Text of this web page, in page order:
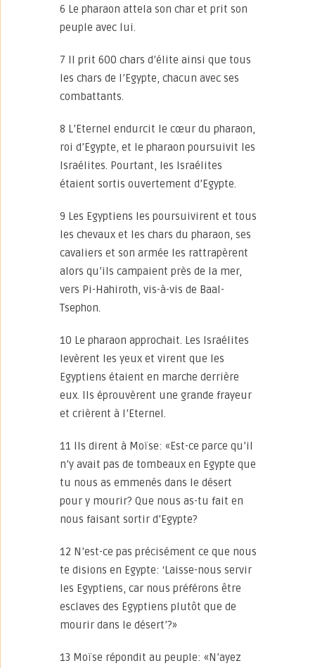
6 Le pharaon attela son char et prit son
peuple avec lui.
7 Il prit 600 chars d’élite ainsi que tous
les chars de l’Egypte, chacun avec ses
combattants.
8 L’Eternel endurcit le cœur du pharaon,
roi d’Egypte, et le pharaon poursuivit les
Israélites. Pourtant, les Israélites
étaient sortis ouvertement d’Egypte.
9 Les Egyptiens les poursuivirent et tous
les chevaux et les chars du pharaon, ses
cavaliers et son armée les rattrapèrent
alors qu’ils campaient près de la mer,
vers Pi-Hahiroth, vis-à-vis de Baal-
Tsephon.
10 Le pharaon approchait. Les Israélites
levèrent les yeux et virent que les
Egyptiens étaient en marche derrière
eux. Ils éprouvèrent une grande frayeur
et crièrent à l’Eternel.
11 Ils dirent à Moïse: «Est-ce parce qu’il
n’y avait pas de tombeaux en Egypte que
tu nous as emmenés dans le désert
pour y mourir? Que nous as-tu fait en
nous faisant sortir d’Egypte?
12 N’est-ce pas précisément ce que nous
te disions en Egypte: ‘Laisse-nous servir
les Egyptiens, car nous préférons être
esclaves des Egyptiens plutôt que de
mourir dans le désert’?»
13 Moïse répondit au peuple: «N’ayez